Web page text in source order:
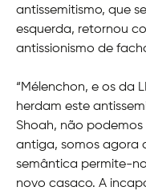
antissemitismo, que
esquerda, retornou
antissionismo de
“Mélenchon, e os da
herdam este
Shoah, não podemos
antiga, somos agora
semântica permite-
novo casaco. A